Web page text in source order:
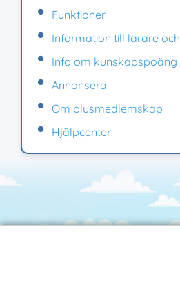
Funktioner
Information till lärare
Info om kunskapspoäng
Annonsera
Om plusmedlemskap
Hjälpcenter